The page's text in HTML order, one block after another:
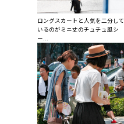
ロングスカートと人気を二分して
いるのがミニ丈のチュチュ風シ
ー...